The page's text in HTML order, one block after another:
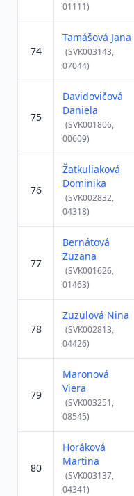
01111)
74
Tamášová Jana
(SVK003143,
07044)
75
Davidovičová
Daniela
(SVK001806,
00609)
76
Žatkuliaková
Dominika
(SVK002832,
04318)
77
Bernátová
Zuzana
(SVK001626,
01463)
78
Zuzulová Nina
(SVK002813,
04426)
79
Maronová
Viera
(SVK003251,
08545)
80
Horáková
Martina
(SVK003137,
04341)